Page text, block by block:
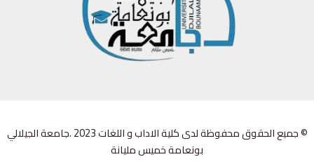
© جميع الحقوق محفوظة لدى كلية الاداب و اللغات 2023 .جامعة الجيلالي
بونعامة خميس مليانة